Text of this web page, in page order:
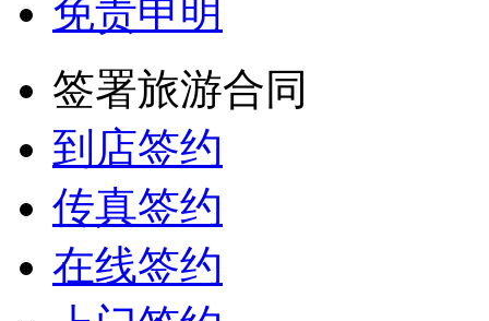
不预订,QQ咨询
取消预订
退团问题
免责申明
签署旅游合同